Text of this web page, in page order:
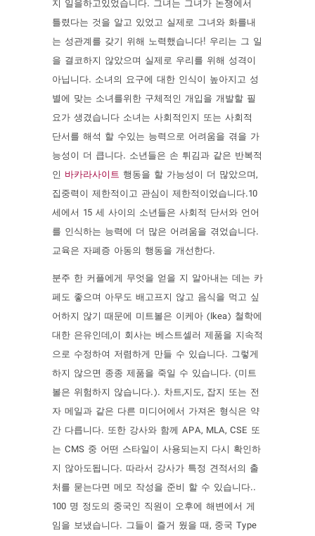
지 일을하고있었습니다. 그녀는 그녀가 논쟁에서
틀렸다는 것을 알고 있었고 실제로 그녀와 화를내
는 성관계를 갖기 위해 노력했습니다! 우리는 그 일
을 결코하지 않았으며 실제로 우리를 위해 성격이
아닙니다. 소녀의 요구에 대한 인식이 높아지고 성
별에 맞는 소녀를위한 구체적인 개입을 개발할 필
요가 생겼습니다 소녀는 사회적인지 또는 사회적
단서를 해석 할 수있는 능력으로 어려움을 겪을 가
능성이 더 큽니다. 소년들은 손 튀김과 같은 반복적
인 바카라사이트 행동을 할 가능성이 더 많았으며,
집중력이 제한적이고 관심이 제한적이었습니다.10
세에서 15 세 사이의 소년들은 사회적 단서와 언어
를 인식하는 능력에 더 많은 어려움을 겪었습니다.
교육은 자폐증 아동의 행동을 개선한다.
분주 한 커플에게 무엇을 얻을 지 알아내는 데는 카
페도 좋으며 아무도 배고프지 않고 음식을 먹고 싶
어하지 않기 때문에 미트볼은 이케아 (Ikea) 철학에
대한 은유인데,이 회사는 베스트셀러 제품을 지속적
으로 수정하여 저렴하게 만들 수 있습니다. 그렇게
하지 않으면 종종 제품을 죽일 수 있습니다. (미트
볼은 위험하지 않습니다.). 차트,지도, 잡지 또는 전
자 메일과 같은 다른 미디어에서 가져온 형식은 약
간 다릅니다. 또한 강사와 함께 APA, MLA, CSE 또
는 CMS 중 어떤 스타일이 사용되는지 다시 확인하
지 않아도됩니다. 따라서 강사가 특정 견적서의 출
처를 묻는다면 메모 작성을 준비 할 수 있습니다..
100 명 정도의 중국인 직원이 오후에 해변에서 게
임을 보냈습니다. 그들이 즐거 웠을 때, 중국 Type